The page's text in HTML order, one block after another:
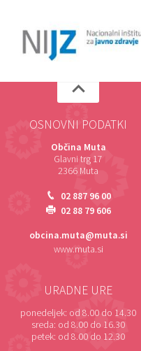
OSNOVNI PODATKI
Občina Muta
Glavni trg 17
2366 Muta
02 887 96 00
02 88 79 606
obcina.muta@muta.si
www.muta.si
URADNE URE
ponedeljek: od 8.00 do 14.30
sreda: od 8.00 do 16.30
petek: od 8.00 do 12.30